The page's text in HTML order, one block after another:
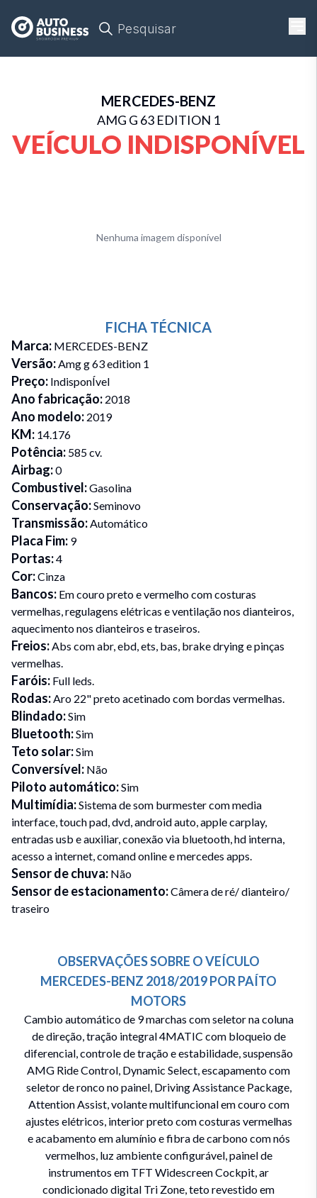
Pesquisar
MERCEDES-BENZ
AMG G 63 EDITION 1
VEÍCULO INDISPONÍVEL
Nenhuma imagem disponível
FICHA TÉCNICA
Marca: MERCEDES-BENZ
Versão:Amg g 63 edition 1
Preço: IndisponÍvel
Ano fabricação: 2018
Ano modelo: 2019
KM: 14.176
Potência: 585 cv.
Airbag:0
Combustivel:Gasolina
Conservação:Seminovo
Transmissão:Automático
Placa Fim: 9
Portas:4
Cor:Cinza
Bancos: Em couro preto e vermelho com costuras
vermelhas, regulagens elétricas e ventilação nos dianteiros,
aquecimento nos dianteiros e traseiros.
Freios:Abs com abr, ebd, ets, bas, brake drying e pinças
vermelhas.
Faróis: Full leds.
Rodas:Aro 22" preto acetinado com bordas vermelhas.
Blindado:Sim
Bluetooth:Sim
Teto solar:Sim
Conversível: Não
Piloto automático:Sim
Multimídia:Sistema de som burmester com media
interface, touch pad, dvd, android auto, apple carplay,
entradas usb e auxiliar, conexão via bluetooth, hd interna,
acesso a internet, comand online e mercedes apps.
Sensor de chuva: Não
Sensor de estacionamento:Câmera de ré/ dianteiro/
traseiro
OBSERVAÇÕES SOBRE O VEÍCULO
MERCEDES-BENZ 2018/2019PORPAÍTO
MOTORS
Cambio automático de 9 marchas com seletor na coluna
de direção, tração integral 4MATIC com bloqueio de
diferencial, controle de tração e estabilidade, suspensão
AMG Ride Control, Dynamic Select, escapamento com
seletor de ronco no painel, Driving Assistance Package,
Attention Assist, volante multifuncional em couro com
ajustes elétricos, interior preto com costuras vermelhas
e acabamento em alumínio e fibra de carbono com nós
vermelhos, luz ambiente configurável, painel de
instrumentos em TFT Widescreen Cockpit, ar
condicionado digital Tri Zone, teto revestido em